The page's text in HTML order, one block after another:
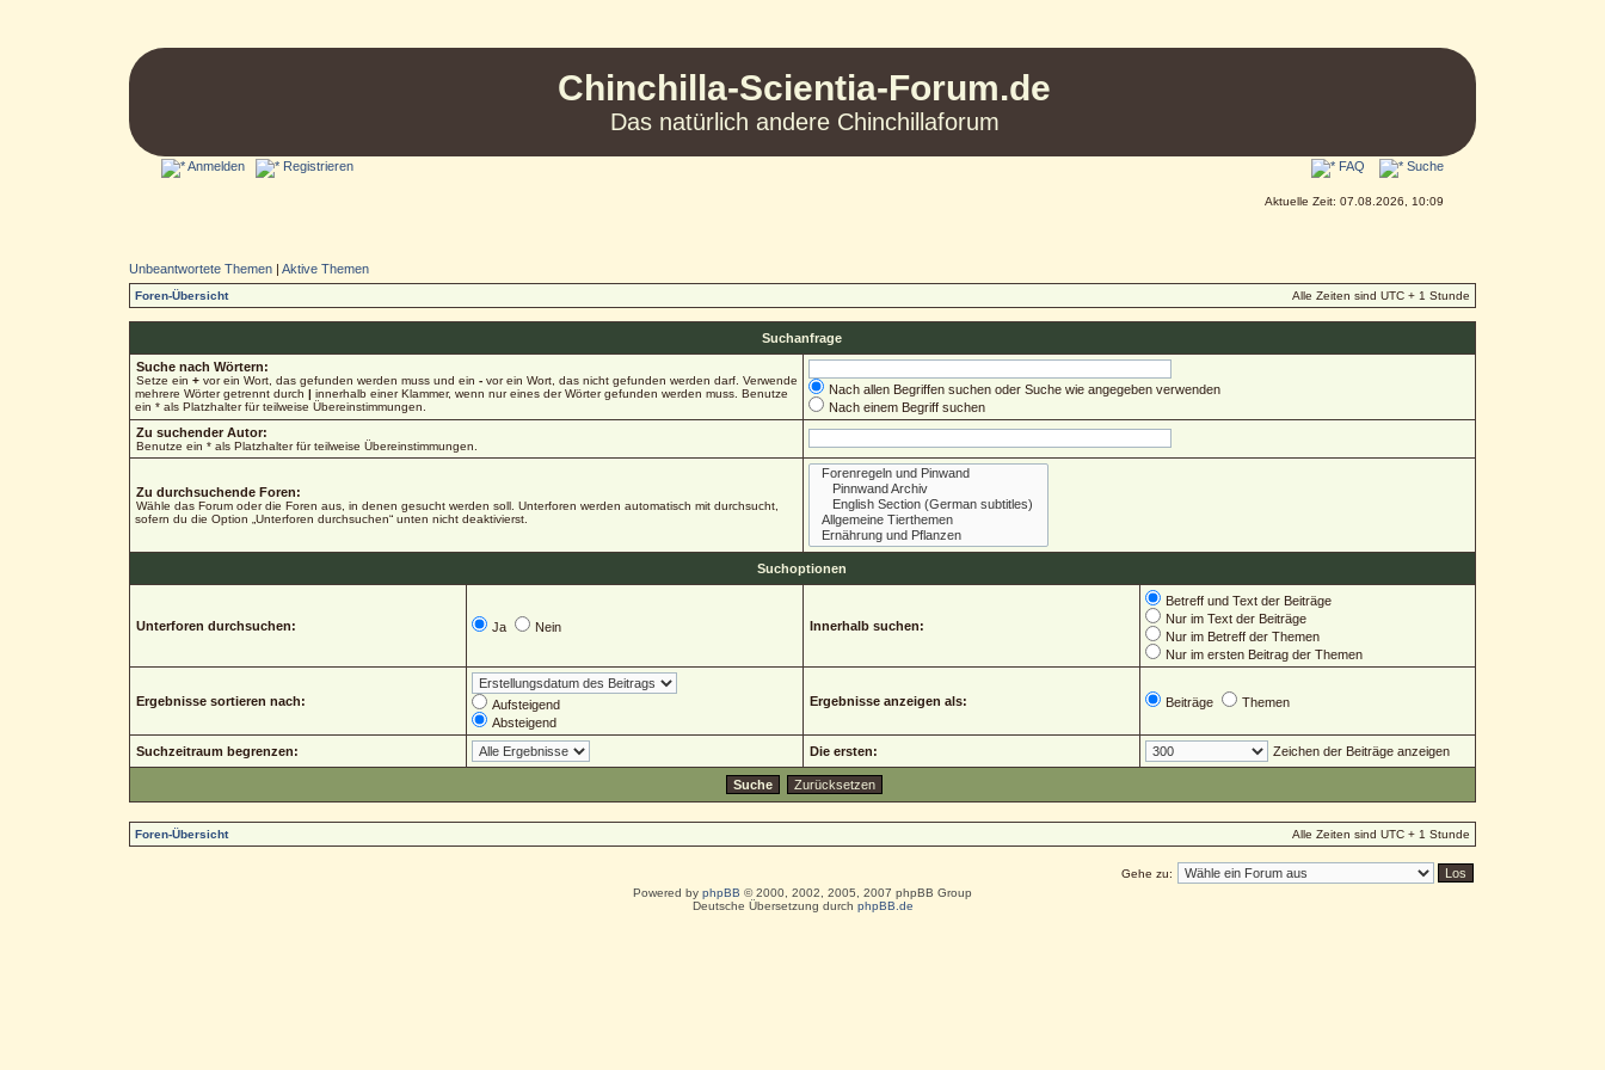
Chinchilla-Scientia-Forum.de
Das natürlich andere Chinchillaforum
Anmelden Registrieren FAQ Suche
Aktuelle Zeit: 07.08.2026, 10:09
Unbeantwortete Themen| Aktive Themen
Foren-Übersicht Alle Zeiten sind UTC + 1 Stunde
Suchanfrage
Suche nach Wörtern:
Setze ein +vor ein Wort, das gefunden werden muss und ein -vor ein Wort, das nicht gefunden werden darf. Verwende
mehrere Wörter getrennt durch | innerhalb einer Klammer, wenn nur eines der Wörter gefunden werden muss. Benutze
ein * als Platzhalter für teilweise Übereinstimmungen.
Nach allen Begriffen suchen oder Suche wie angegeben verwenden
Nach einem Begriff suchen
Zu suchender Autor:
Benutze ein * als Platzhalter für teilweise Übereinstimmungen.
Zu durchsuchende Foren:
Wähle das Forum oder die Foren aus, in denen gesucht werden soll. Unterforen werden automatisch mit durchsucht,
sofern du die Option „Unterforen durchsuchen“ unten nicht deaktivierst.
Suchoptionen
Unterforen durchsuchen: Ja Nein Innerhalb suchen:
Betreff und Text der Beiträge
Nur im Text der Beiträge
Nur im Betreff der Themen
Nur im ersten Beitrag der Themen
Ergebnisse sortieren nach:
Aufsteigend
Absteigend
Ergebnisse anzeigen als: Beiträge Themen
Suchzeitraum begrenzen: Die ersten: Zeichen der Beiträge anzeigen
Foren-Übersicht Alle Zeiten sind UTC + 1 Stunde
Gehe zu:
Powered by phpBB © 2000, 2002, 2005, 2007 phpBB Group
Deutsche Übersetzung durch phpBB.de